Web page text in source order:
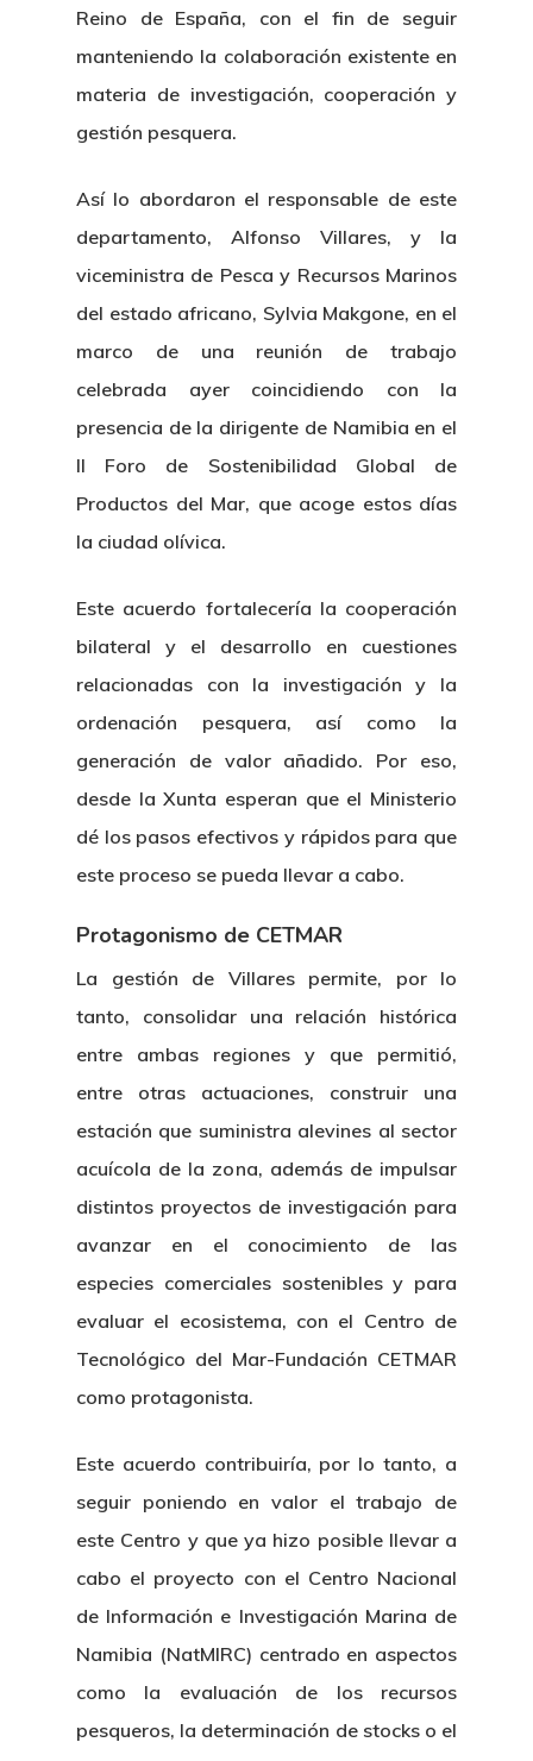
Reino de España, con el fin de seguir
manteniendo la colaboración existente en
materia de investigación, cooperación y
gestión pesquera.
Así lo abordaron el responsable de este
departamento, Alfonso Villares, y la
viceministra de Pesca y Recursos Marinos
del estado africano, Sylvia Makgone, en el
marco de una reunión de trabajo
celebrada ayer coincidiendo con la
presencia de la dirigente de Namibia en el
II Foro de Sostenibilidad Global de
Productos del Mar, que acoge estos días
la ciudad olívica.
Este acuerdo fortalecería la cooperación
bilateral y el desarrollo en cuestiones
relacionadas con la investigación y la
ordenación pesquera, así como la
generación de valor añadido. Por eso,
desde la Xunta esperan que el Ministerio
dé los pasos efectivos y rápidos para que
este proceso se pueda llevar a cabo.
Protagonismo de CETMAR
La gestión de Villares permite, por lo
tanto, consolidar una relación histórica
entre ambas regiones y que permitió,
entre otras actuaciones, construir una
estación que suministra alevines al sector
acuícola de la zona, además de impulsar
distintos proyectos de investigación para
avanzar en el conocimiento de las
especies comerciales sostenibles y para
evaluar el ecosistema, con el Centro de
Tecnológico del Mar-Fundación CETMAR
como protagonista.
Este acuerdo contribuiría, por lo tanto, a
seguir poniendo en valor el trabajo de
este Centro y que ya hizo posible llevar a
cabo el proyecto con el Centro Nacional
de Información e Investigación Marina de
Namibia (NatMIRC) centrado en aspectos
como la evaluación de los recursos
pesqueros, la determinación de stocks o el